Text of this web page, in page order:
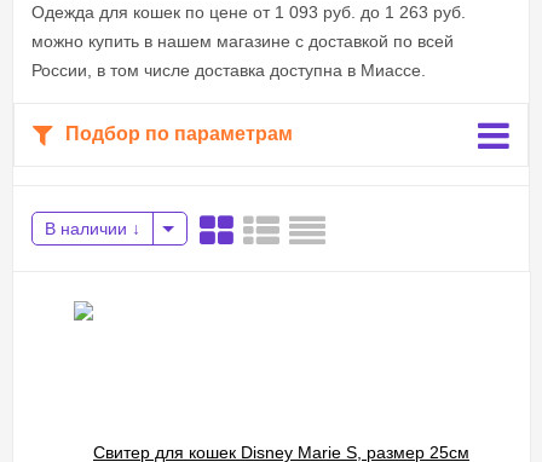
Одежда для кошек по цене от 1 093 руб. до 1 263 руб.
можно купить в нашем магазине с доставкой по всей
России, в том числе доставка доступна в Миассе.
Подбор по параметрам
В наличии